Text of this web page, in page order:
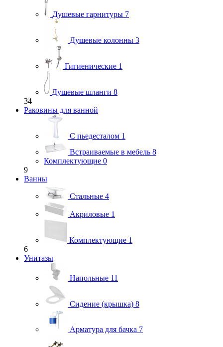
Душевые гарнитуры 7
Душевые колонны 3
Гигиенические 1
Душевые шланги 8
34
Раковины для ванной
С пьедесталом 1
Встраиваемые в мебель 8
Комплектующие 0
9
Ванны
Стальные 4
Акриловые 1
Комплектующие 1
6
Унитазы
Напольные 11
Сидение (крышка) 8
Арматура для бачка 7